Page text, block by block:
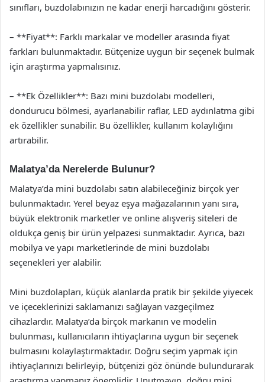
sınıfları, buzdolabınızın ne kadar enerji harcadığını gösterir.
– **Fiyat**: Farklı markalar ve modeller arasında fiyat
farkları bulunmaktadır. Bütçenize uygun bir seçenek bulmak
için araştırma yapmalısınız.
– **Ek Özellikler**: Bazı mini buzdolabı modelleri,
dondurucu bölmesi, ayarlanabilir raflar, LED aydınlatma gibi
ek özellikler sunabilir. Bu özellikler, kullanım kolaylığını
artırabilir.
Malatya’da Nerelerde Bulunur?
Malatya’da mini buzdolabı satın alabileceğiniz birçok yer
bulunmaktadır. Yerel beyaz eşya mağazalarının yanı sıra,
büyük elektronik marketler ve online alışveriş siteleri de
oldukça geniş bir ürün yelpazesi sunmaktadır. Ayrıca, bazı
mobilya ve yapı marketlerinde de mini buzdolabı
seçenekleri yer alabilir.
Mini buzdolapları, küçük alanlarda pratik bir şekilde yiyecek
ve içeceklerinizi saklamanızı sağlayan vazgeçilmez
cihazlardır. Malatya’da birçok markanın ve modelin
bulunması, kullanıcıların ihtiyaçlarına uygun bir seçenek
bulmasını kolaylaştırmaktadır. Doğru seçim yapmak için
ihtiyaçlarınızı belirleyip, bütçenizi göz önünde bulundurarak